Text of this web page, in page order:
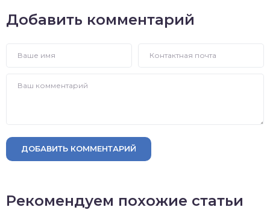
Добавить комментарий
ДОБАВИТЬ КОММЕНТАРИЙ
Рекомендуем похожие статьи